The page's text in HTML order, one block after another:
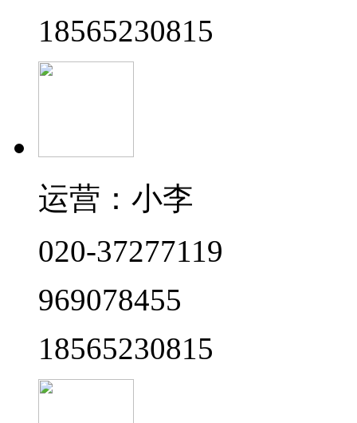
18565230815
运营：小李
020-37277119
969078455
18565230815